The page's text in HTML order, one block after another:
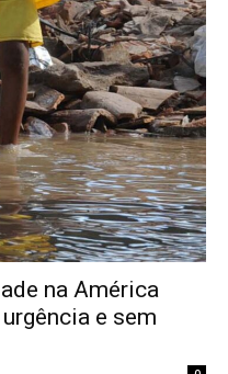
na América
e sem